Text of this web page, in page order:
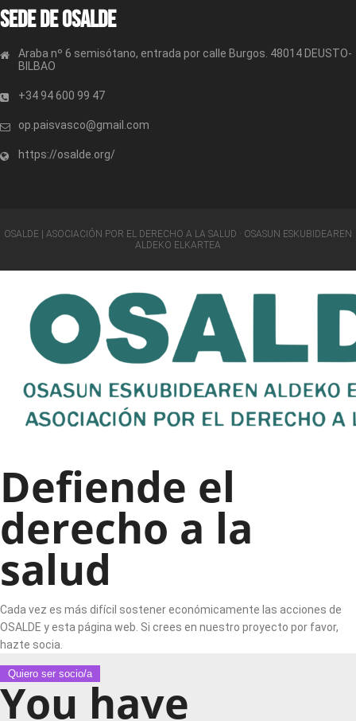
Sede de OSALDE
Araba nº 6 semisótano, entrada por calle Burgos. 48014 DEUSTO-
BILBAO
+34 94 600 99 47
op.paisvasco@gmail.com
https://osalde.org/
OSALDE | ASOCIACIÓN POR EL DERECHO A LA SALUD · OSASUN ESKUBIDEAREN
ALDEKO ELKARTEA
Defiende el
derecho a la
salud
Cada vez es más difícil sostener económicamente las acciones de
OSALDE y esta página web. Si crees en nuestro proyecto por favor,
hazte socia.
Quiero ser socio/a
You have